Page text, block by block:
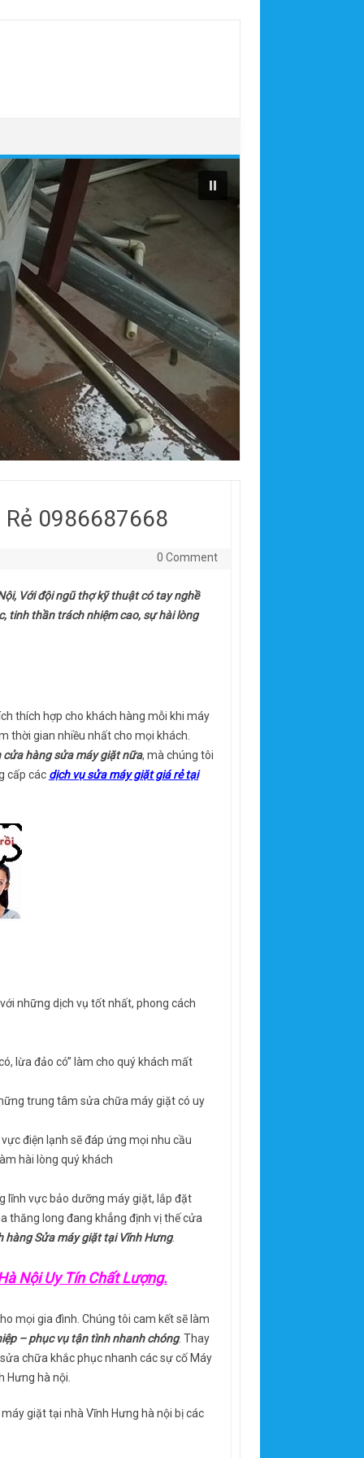
Rẻ 0986687668
0 Comment
Với đội ngũ thợ kỹ thuật có tay nghề
tinh thần trách nhiệm cao, sự hài lòng
thích hợp cho khách hàng mỗi khi máy
thời gian nhiều nhất cho mọi khách.
cửa hàng sửa máy giặt nữa, mà chúng tôi
cấp các dịch vụ sửa máy giặt giá rẻ tại
những dịch vụ tốt nhất, phong cách
lừa đảo có” làm cho quý khách mất
trung tâm sửa chữa máy giặt có uy
điện lạnh sẽ đáp ứng mọi nhu cầu
hài lòng quý khách
lĩnh vực bảo dưỡng máy giặt, lắp đặt
thăng long đang khẳng định vị thế cửa
hàng Sửa máy giặt tại Vĩnh Hưng.
Nội Uy Tín Chất Lượng.
mọi gia đình. Chúng tôi cam kết sẽ làm
– phục vụ tận tình nhanh chóng. Thay
chữa khắc phục nhanh các sự cố Máy
Hưng hà nội.
giặt tại nhà Vĩnh Hưng hà nội bị các